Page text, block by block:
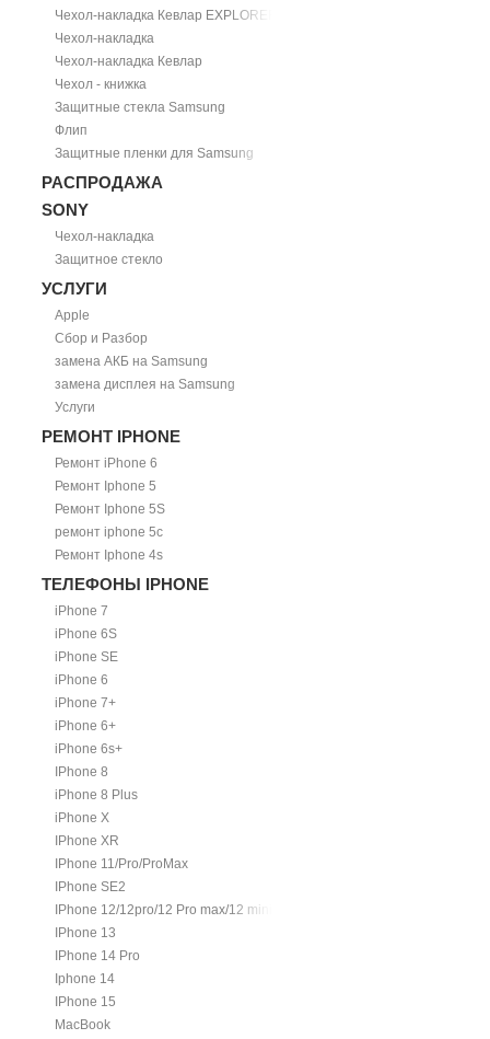
Чехол-накладка Кевлар EXPLORER
Чехол-накладка
Чехол-накладка Кевлар
Чехол - книжка
Защитные стекла Samsung
Флип
Защитные пленки для Samsung
РАСПРОДАЖА
SONY
Чехол-накладка
Защитное стекло
УСЛУГИ
Apple
Сбор и Разбор
замена АКБ на Samsung
замена дисплея на Samsung
Услуги
РЕМОНТ IPHONE
Ремонт iPhone 6
Ремонт Iphone 5
Ремонт Iphone 5S
ремонт iphone 5c
Ремонт Iphone 4s
ТЕЛЕФОНЫ IPHONE
iPhone 7
iPhone 6S
iPhone SE
iPhone 6
iPhone 7+
iPhone 6+
iPhone 6s+
IPhone 8
iPhone 8 Plus
iPhone X
IPhone XR
IPhone 11/Pro/ProMax
IPhone SE2
IPhone 12/12pro/12 Pro max/12 mini.
IPhone 13
IPhone 14 Pro
Iphone 14
IPhone 15
MacBook